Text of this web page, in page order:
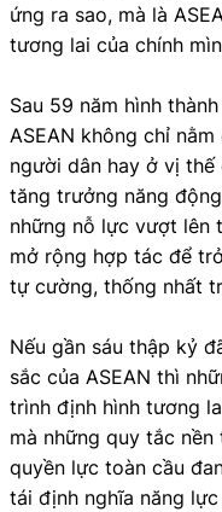
ứng ra sao, mà là
tương lai của chính
Sau 59 năm hình
ASEAN không chỉ
người dân hay ở vị
tăng trưởng năng
những nỗ lực vượt lên
mở rộng hợp tác để
tự cường, thống nhất
Nếu gần sáu thập kỷ
sắc của ASEAN thì
trình định hình tương
mà những quy tắc
quyền lực toàn cầu
tái định nghĩa năng